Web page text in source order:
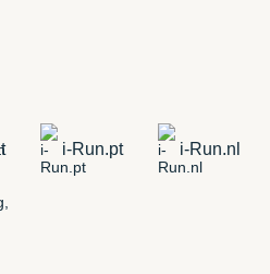
i-Run.pt i-Run.nl